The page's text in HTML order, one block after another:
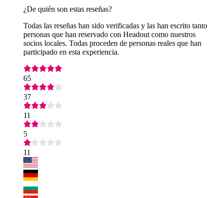
¿De quién son estas reseñas?
Todas las reseñas han sido verificadas y las han escrito tanto
personas que han reservado con Headout como nuestros
socios locales. Todas proceden de personas reales que han
participado en esta experiencia.
65
37
11
5
11